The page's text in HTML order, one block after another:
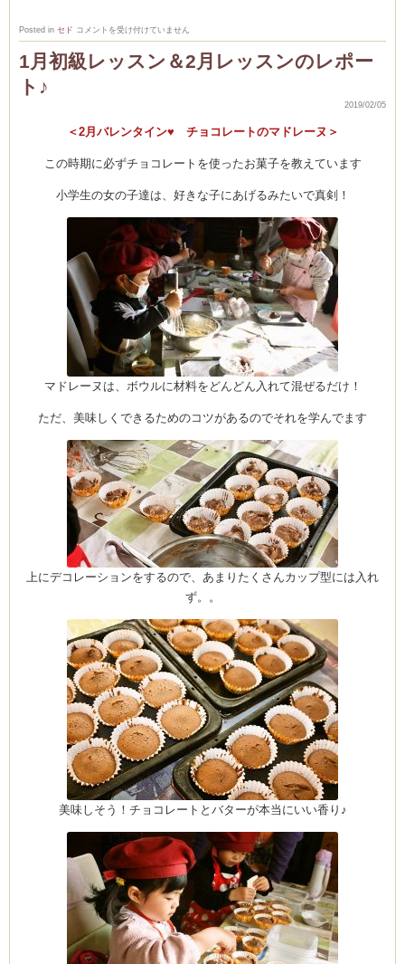
Posted in セド 3
レ
ッ
コメントを受け付けていません
1月初級レッスン＆2月レッスンのレポー
ト♪
2019/02/05
＜2月バレンタイン♥ チョコレートのマドレーヌ＞
この時期に必ずチョコレートを使ったお菓子を教えています
小学生の女の子達は、好きな子にあげるみたいで真剣！
マドレーヌは、ボウルに材料をどんどん入れて混ぜるだけ！
ただ、美味しくできるためのコツがあるのでそれを学んでます
上にデコレーションをするので、あまりたくさんカップ型には入れ
ず。。
美味しそう！チョコレートとバターが本当にいい香り♪